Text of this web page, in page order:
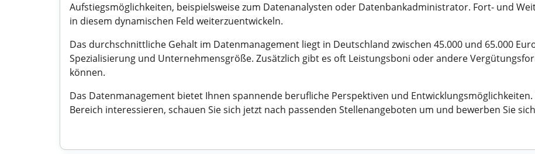
Aufstiegsmöglichkeiten, beispielsweise zum Datenanalysten oder Datenbankadministrator. Fort- und
in diesem dynamischen Feld weiterzuentwickeln.
Das durchschnittliche Gehalt im Datenmanagement liegt in Deutschland zwischen 45.000 und 65.000
Spezialisierung und Unternehmensgröße. Zusätzlich gibt es oft Leistungsboni oder andere
können.
Das Datenmanagement bietet Ihnen spannende berufliche Perspektiven und
Bereich interessieren, schauen Sie sich jetzt nach passenden Stellenangeboten um und bewerben Sie